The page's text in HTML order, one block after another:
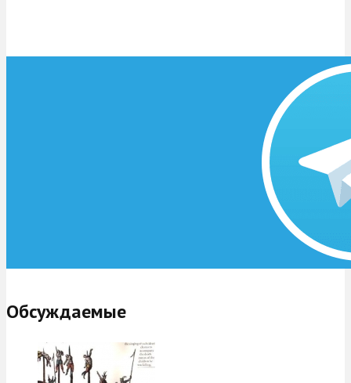
Обсуждаемые